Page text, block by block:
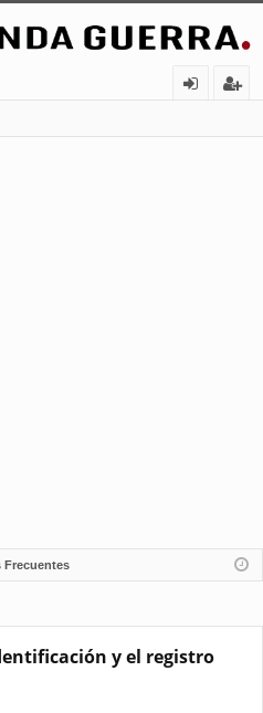
Frecuentes
y el registro